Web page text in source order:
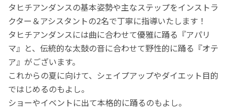
タヒチアンダンスの基本姿勢や主なステップをインストラ
クター＆アシスタントの2名で丁寧に指導いたします！
タヒチアンダンスには曲に合わせて優雅に踊る『アパリ
マ』と、伝統的な太鼓の音に合わせて野性的に踊る『オテ
ア』がございます。
これからの夏に向けて、シェイプアップやダイエット目的
ではじめるのもよし。
ショーやイベントに出て本格的に踊るのもよし。